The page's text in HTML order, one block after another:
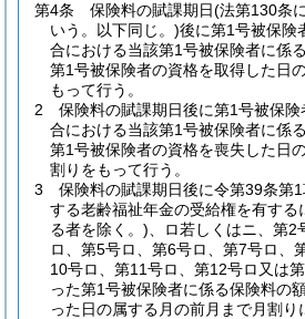
第4条
保険料の賦課期日(法第130条
いう。以下同じ。)後に第1号被保険
合における当該第1号被保険者に係
第1号被保険者の資格を取得した日
もって行う。
2
保険料の賦課期日後に第1号被保
合における当該第1号被保険者に係
第1号被保険者の資格を喪失した日
割りをもって行う。
3
保険料の賦課期日後に令第39条第
する老齢福祉年金の受給権を有する
る者を除く。) 、ロ若しくはニ、第
ロ、第5号ロ、第6号ロ、第7号ロ、
10号ロ、第11号ロ、第12号ロ又は
った第1号被保険者に係る保険料の
った日の属する月の前月まで月割り